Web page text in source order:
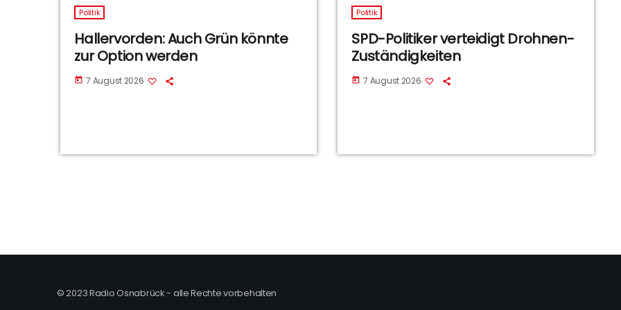
Politik
Hallervorden: Auch Grün könnte
zur Option werden
today 7 August 2026
Politik
SPD-Politiker verteidigt Drohnen-
Zuständigkeiten
today 7 August 2026
© 2023 Radio Osnabrück - alle Rechte vorbehalten